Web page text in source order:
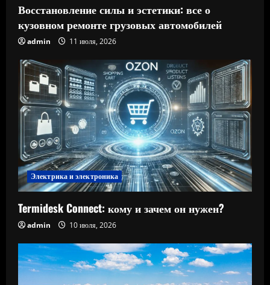
Восстановление силы и эстетики: все о
кузовном ремонте грузовых автомобилей
admin 11 июля, 2026
Электрика и электроника
Termidesk Connect: кому и зачем он нужен?
admin 10 июля, 2026